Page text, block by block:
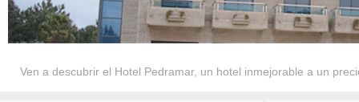
Ven a descubrir el Hotel Pedramar, un hotel inmejorable a un